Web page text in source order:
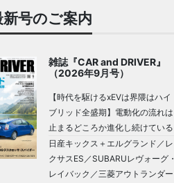
号のご案内
雑誌『CAR and DRIVER』
（2026年9月号）
【時代を駆けるxEVは界隈はハイ
ブリッド全盛期】電動化の流れは
止まるどころか進化し続けている
日産キックス＋エルグランド／レ
クサスES／SUBARUレヴォーグ・
レイバック／三菱アウトランダー